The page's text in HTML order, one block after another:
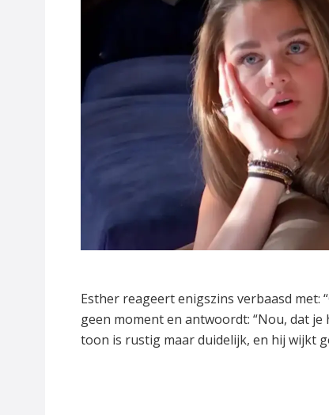
Esther reageert enigszins verbaasd met:
geen moment en antwoordt: “Nou, dat
toon is rustig maar duidelijk, en hij wijkt